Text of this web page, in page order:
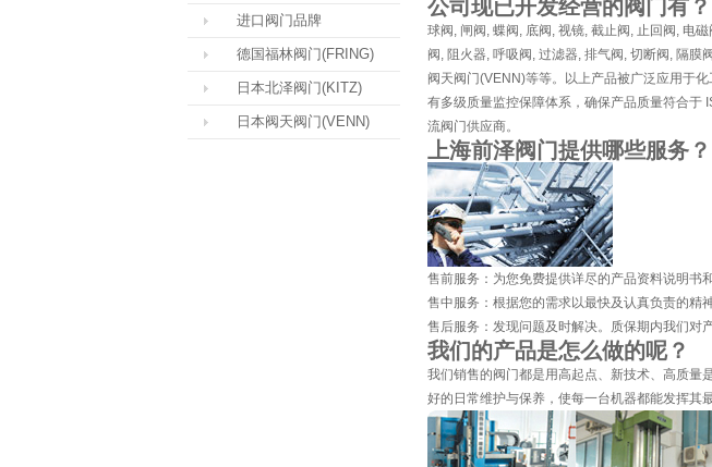
进口阀门品牌
德国福林阀门(FRING)
日本北泽阀门(KITZ)
日本阀天阀门(VENN)
公司现已开发经营的阀门有？
球阀 , 闸阀 , 蝶阀 , 底阀 , 视镜, 截止阀 , 止回阀 , 电磁
阀 , 阻火器, 呼吸阀 , 过滤器, 排气阀 , 切断阀 , 隔膜阀
阀天阀门(VENN)等等。以上产品被广泛应用于
有多级质量监控保障体系，确保产品质量符合于
流阀门供应商。
上海前泽阀门提供哪些服务？
售前服务：为您免费提供详尽的产品资料说明书
售中服务：根据您的需求以最快及认真负责的精
售后服务：发现问题及时解决。质保期内我们对
我们的产品是怎么做的呢？
我们销售的阀门都是用高起点、新技术、高质量
好的日常维护与保养，使每一台机器都能发挥其